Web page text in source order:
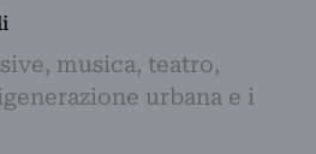
musica, teatro,
urbana e i